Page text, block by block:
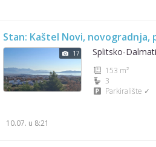
Stan: Kaštel Novi, novogradnja,
17 Splitsko-
153 m²
3
Parkiralište ✓
10.07. u 8:21